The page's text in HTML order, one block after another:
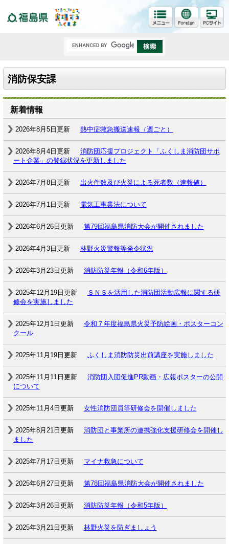
消防保安課
新着情報
2026年8月5日更新 熱中症救急搬送速報（週ごと）
2026年8月4日更新
消防団応援プロジェクト「ふくしま消防団サポ
ート企業」の登録状況を更新しました
2026年7月8日更新 出火件数及び火災による死者数（速報値）
2026年7月1日更新 電気工事業法について
2026年6月26日更新 第79回福島県消防大会が開催されました
2026年4月3日更新 林野火災警報等発令状況
2026年3月23日更新 消防防災年報（令和6年版）
2025年12月19日更新
ＳＮＳを活用した消防団活動広報に関する研
修会を実施しました
2025年12月1日更新
令和７年度福島県火災予防絵画・ポスターコン
クール
2025年11月19日更新 ふくしま消防防災出前講座を実施しました
2025年11月11日更新
消防団入団促進PR動画・広報ポスターの公開
について
2025年11月4日更新 女性消防団員等研修会を開催しました
2025年8月21日更新
消防団と事業所の連携強化支援研修会を開催し
ました
2025年7月17日更新 マイナ救急について
2025年6月27日更新 第78回福島県消防大会が開催されました
2025年3月26日更新 消防防災年報（令和5年版）
2025年3月21日更新 林野火災を防ぎましょう